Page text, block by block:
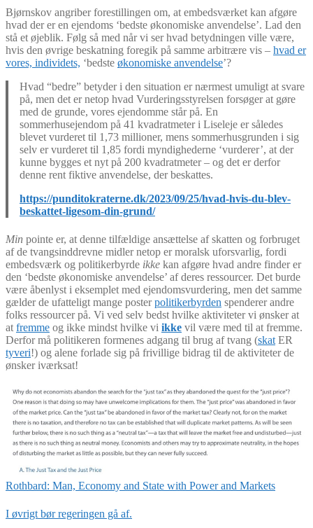
Bjørnskov angriber forestillingen om, at embedsværket kan afgøre
hvad der er en ejendoms ‘bedste økonomiske anvendelse’. Lad den
stå et øjeblik. Følg så med når vi ser hvad betydningen ville være,
hvis den øvrige beskatning foregik på samme arbitrære vis – hvad er
vores, individets, ‘bedste økonomiske anvendelse’?
Hvad “bedre” betyder i den situation er nærmest umuligt at svare
på, men det er netop hvad Vurderingsstyrelsen forsøger at gøre
med de grunde, vores ejendomme står på. En
sommerhusejendom på 41 kvadratmeter i Liseleje er således
blevet vurderet til 1,73 millioner, mens sommerhusgrunden i sig
selv er vurderet til 1,85 fordi myndighederne ‘vurderer’, at der
kunne bygges et nyt på 200 kvadratmeter – og det er derfor
denne rent fiktive anvendelse, der beskattes.
https://punditokraterne.dk/2023/09/25/hvad-hvis-du-blev-
beskattet-ligesom-din-grund/
Min pointe er, at denne tilfældige ansættelse af skatten og forbruget
af de tvangsinddrevne midler netop er moralsk uforsvarlig, fordi
embedsværk og politikerbyrde ikke kan afgøre hvad andre finder er
den ‘bedste økonomiske anvendelse’ af deres ressourcer. Det burde
være åbenlyst i eksemplet med ejendomsvurdering, men det samme
gælder de ufatteligt mange posterpolitikerbyrden spenderer andre
folks ressourcer på. Vi ved selv bedst hvilke aktiviteter vi ønsker at
atfremme og ikke mindst hvilke vi ikke vil være med til at fremme.
Derfor må politikeren formenes adgang til brug af tvang (skatER
tyveri!) og alene forlade sig på frivillige bidrag til de aktiviteter de
ønsker iværksat!
Rothbard: Man, Economy and State with Power and Markets
I øvrigt bør regeringen gå af.